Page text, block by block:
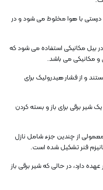
با هوا مخلوط می شود و در
بیل مکانیکی استفاده می شود که
مکانیکی می باشد.
و از فشار هیدرولیک برای
شیر برقی برای باز و بسته کردن
از چندین جزء شامل نازل
فنر تشکیل شده است.
دارد، در حالی که شیر برقی باز